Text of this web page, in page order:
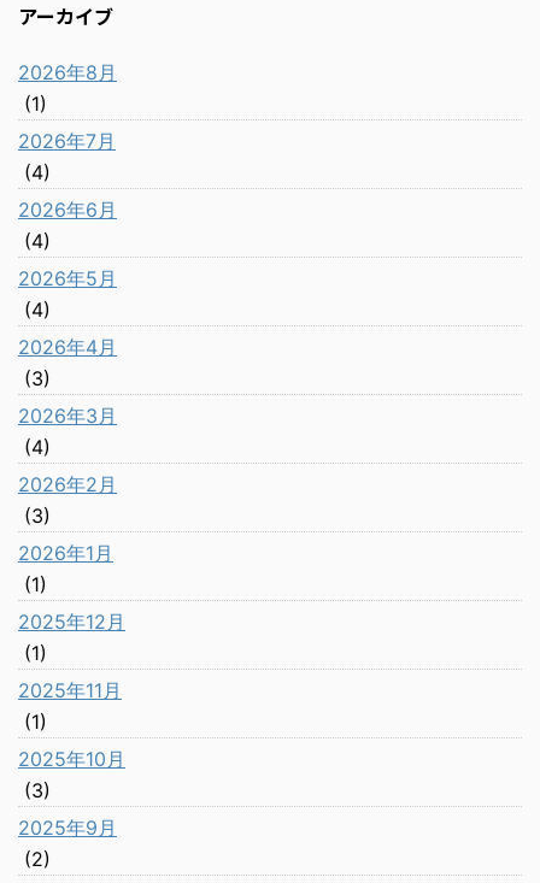
アーカイブ
2026年8月
(1)
2026年7月
(4)
2026年6月
(4)
2026年5月
(4)
2026年4月
(3)
2026年3月
(4)
2026年2月
(3)
2026年1月
(1)
2025年12月
(1)
2025年11月
(1)
2025年10月
(3)
2025年9月
(2)